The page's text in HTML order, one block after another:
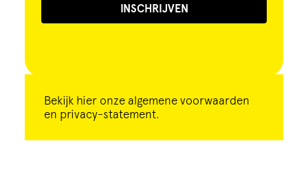
INSCHRIJVEN
Bekijk hier onze algemene voorwaarden
en privacy-statement.